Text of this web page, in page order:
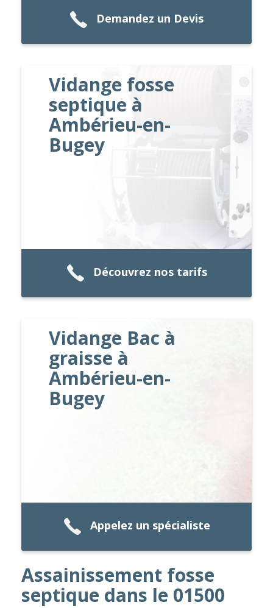
Demandez un Devis
Vidange fosse
septique à
Ambérieu-en-
Bugey
Découvrez nos tarifs
Vidange Bac à
graisse à
Ambérieu-en-
Bugey
Appelez un spécialiste
Assainissement fosse
septique dans le 01500